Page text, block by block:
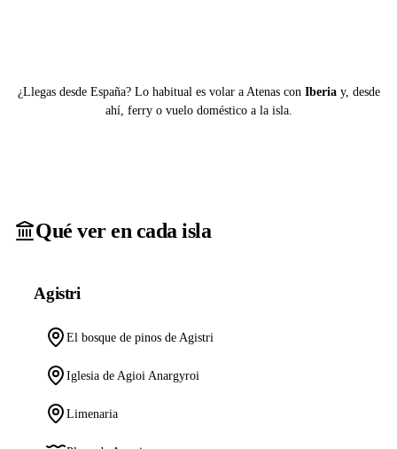
¿Llegas desde España? Lo habitual es volar a Atenas con Iberiay, desde
ahí, ferry o vuelo doméstico a la isla.
Qué ver en cada isla
Agistri
El bosque de pinos de Agistri
Iglesia de Agioi Anargyroi
Limenaria